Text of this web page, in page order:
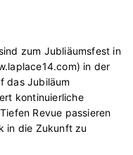
zum Jubliäumsfest in
in der
das Jubiläum
kontinuierliche
Revue passieren
in die Zukunft zu